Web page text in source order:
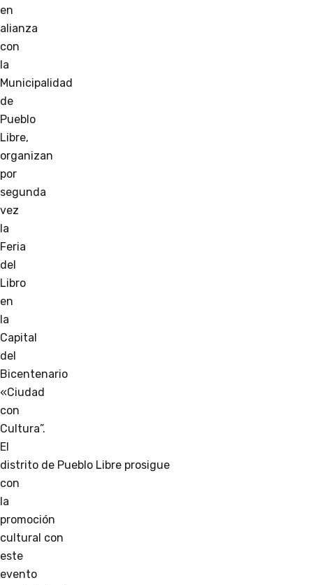
en
alianza
con
la
Municipalidad
de
Pueblo
Libre,
organizan
por
segunda
vez
la
Feria
del
Libro
en
la
Capital
del
Bicentenario
«Ciudad
con
Cultura”.
El
distrito de Pueblo Libre prosigue
con
la
promoción
cultural con
este
evento